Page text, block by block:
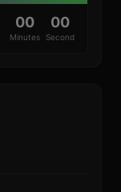
00
Minutes
00
Second